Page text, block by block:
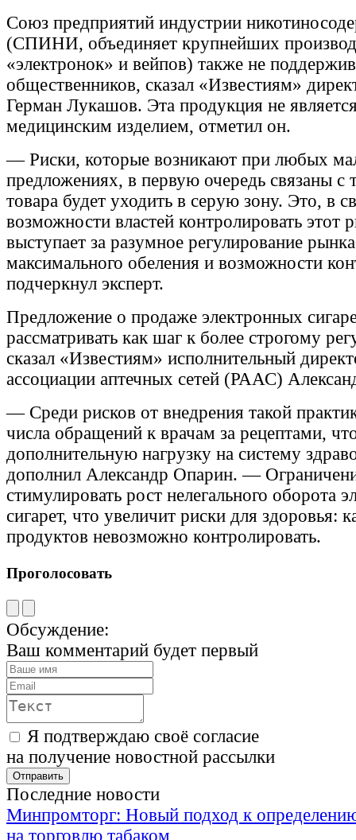
Союз предприятий индустрии
(СПИНИ, объединяет крупнейших
«электронок» и вейпов) также не
общественников, сказал «Известиям»
Герман Лукашов. Эта продукция не
медицинским изделием, отметил он.
— Риски, которые возникают при любых
предложениях, в первую очередь связаны с
товара будет уходить в серую зону. Это, в
возможности властей контролировать
выступает за разумное регулирование
максимального обеления и возможности
подчеркнул эксперт.
Предложение о продаже электронных
рассматривать как шаг к более строгому
сказал «Известиям» исполнительный
ассоциации аптечных сетей (РААС)
— Среди рисков от внедрения такой
числа обращений к врачам за рецептами,
дополнительную нагрузку на систему
дополнил Александр Опарин. —
стимулировать рост нелегального оборота
сигарет, что увеличит риски для здоровья:
продуктов невозможно контролировать.
Проголосовать
Обсуждение:
Ваш комментарий будет первый
Я подтверждаю своё согласие
на получение новостной рассылки
Последние новости
Минпромторг: Новый подход к
на торговлю табаком